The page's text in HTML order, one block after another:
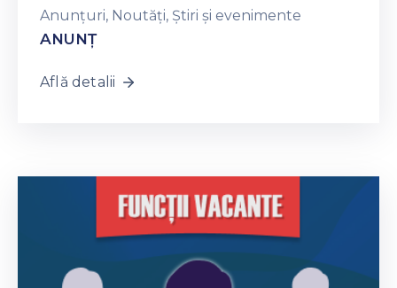
Anunțuri‚ Noutăți‚ Știri și evenimente
ANUNȚ
Află detalii